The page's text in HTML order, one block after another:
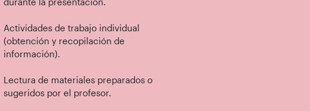
Actividades de trabajo individual
(obtención y recopilación de
información).
Lectura de materiales preparados o
sugeridos por el profesor.